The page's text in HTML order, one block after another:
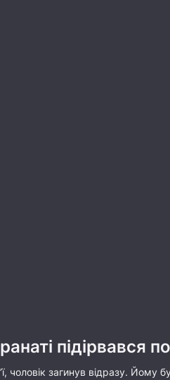
підірвався
чоловік загинув відразу. Йому